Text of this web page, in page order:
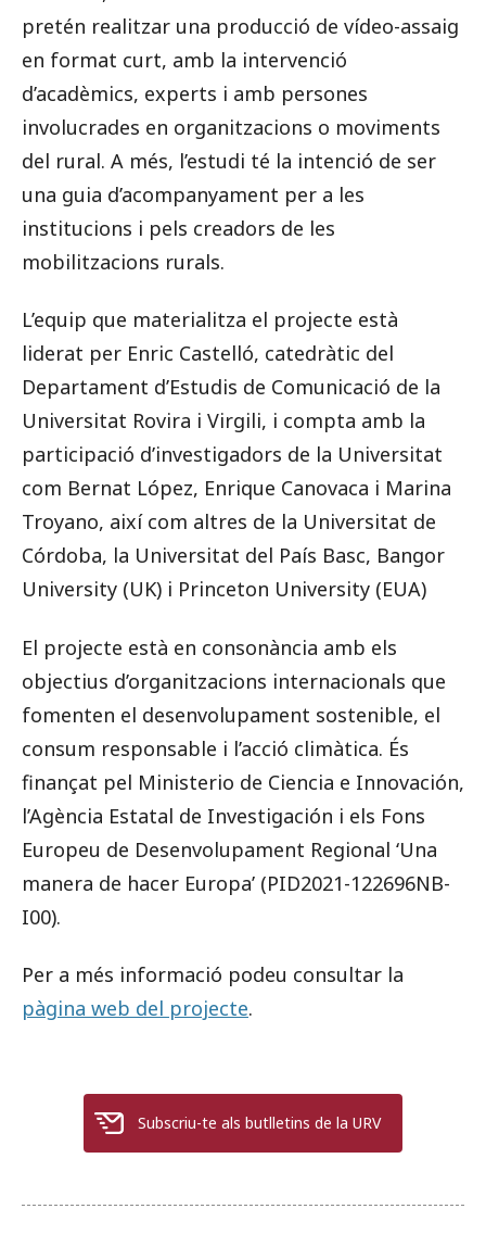
pretén realitzar una producció de vídeo-assaig
en format curt, amb la intervenció
d’acadèmics, experts i amb persones
involucrades en organitzacions o moviments
del rural. A més, l’estudi té la intenció de ser
una guia d’acompanyament per a les
institucions i pels creadors de les
mobilitzacions rurals.
L’equip que materialitza el projecte està
liderat per Enric Castelló, catedràtic del
Departament d’Estudis de Comunicació de la
Universitat Rovira i Virgili, i compta amb la
participació d’investigadors de la Universitat
com Bernat López, Enrique Canovaca i Marina
Troyano, així com altres de la Universitat de
Córdoba, la Universitat del País Basc, Bangor
University (UK) i Princeton University (EUA)
El projecte està en consonància amb els
objectius d’organitzacions internacionals que
fomenten el desenvolupament sostenible, el
consum responsable i l’acció climàtica. És
finançat pel Ministerio de Ciencia e Innovación,
l’Agència Estatal de Investigación i els Fons
Europeu de Desenvolupament Regional ‘Una
manera de hacer Europa’ (PID2021-122696NB-
I00).
Per a més informació podeu consultar la
pàgina web del projecte.
Subscriu-te als butlletins de la URV